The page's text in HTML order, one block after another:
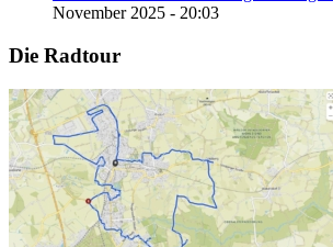
November 2025 - 20:03
Die Radtour